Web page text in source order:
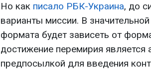
Но как писало РБК-Украина, до
варианты миссии. В
формата будет зависеть от
достижение перемирия
предпосылкой для введения